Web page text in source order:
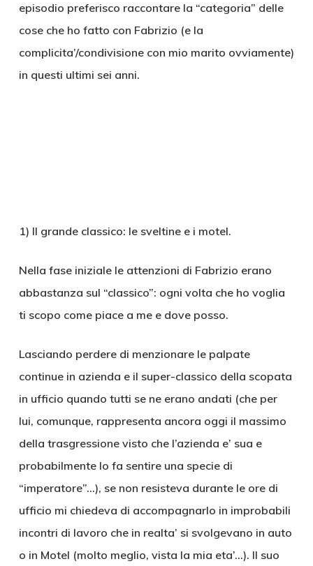
episodio preferisco raccontare la “categoria” delle
cose che ho fatto con Fabrizio (e la
complicita’/condivisione con mio marito ovviamente)
in questi ultimi sei anni.
1) Il grande classico: le sveltine e i motel.
Nella fase iniziale le attenzioni di Fabrizio erano
abbastanza sul “classico”: ogni volta che ho voglia
ti scopo come piace a me e dove posso.
Lasciando perdere di menzionare le palpate
continue in azienda e il super-classico della scopata
in ufficio quando tutti se ne erano andati (che per
lui, comunque, rappresenta ancora oggi il massimo
della trasgressione visto che l’azienda e’ sua e
probabilmente lo fa sentire una specie di
“imperatore”…), se non resisteva durante le ore di
ufficio mi chiedeva di accompagnarlo in improbabili
incontri di lavoro che in realta’ si svolgevano in auto
o in Motel (molto meglio, vista la mia eta’…). Il suo